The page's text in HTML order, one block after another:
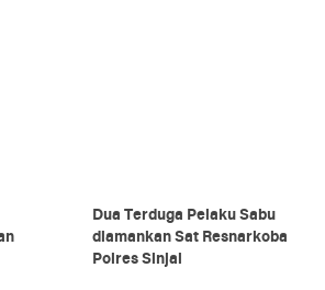
Dua Terduga Pelaku Sabu
diamankan Sat Resnarkoba
Polres Sinjai